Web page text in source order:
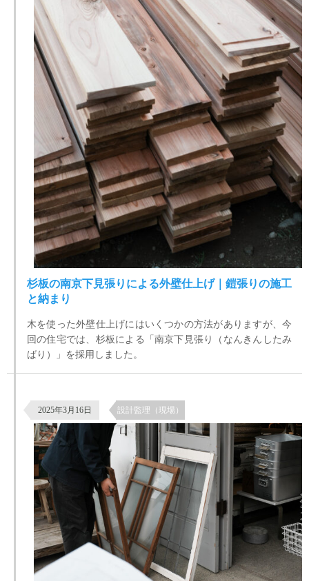
杉板の南京下見張りによる外壁仕上げ｜鎧張りの施工
と納まり
木を使った外壁仕上げにはいくつかの方法がありますが、今
回の住宅では、杉板による「南京下見張り（なんきんしたみ
ばり）」を採用しました。
2025年3月16日 設計監理（現場）